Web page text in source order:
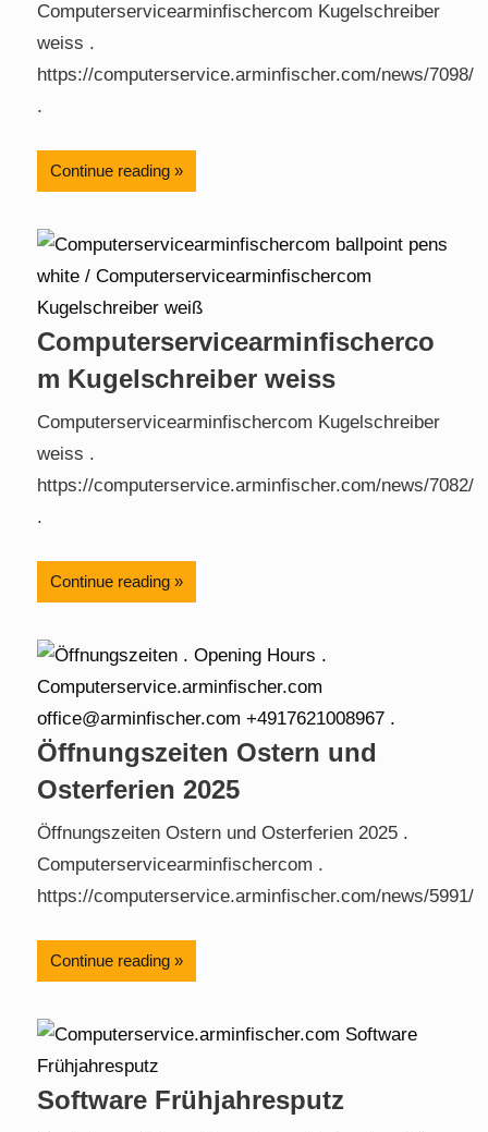
Computerservicearminfischercom Kugelschreiber
weiss .
https://computerservice.arminfischer.com/news/7098/
.
Continue reading
Computerservicearminfischerco
m Kugelschreiber weiss
Computerservicearminfischercom Kugelschreiber
weiss .
https://computerservice.arminfischer.com/news/7082/
.
Continue reading
Öffnungszeiten Ostern und
Osterferien 2025
Öffnungszeiten Ostern und Osterferien 2025 .
Computerservicearminfischercom .
https://computerservice.arminfischer.com/news/5991/
Continue reading
Software Frühjahresputz